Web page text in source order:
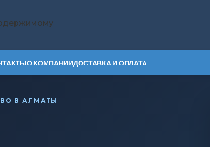
О КОМПАНИИДОСТАВКА И ОПЛАТА
В АЛМАТЫ